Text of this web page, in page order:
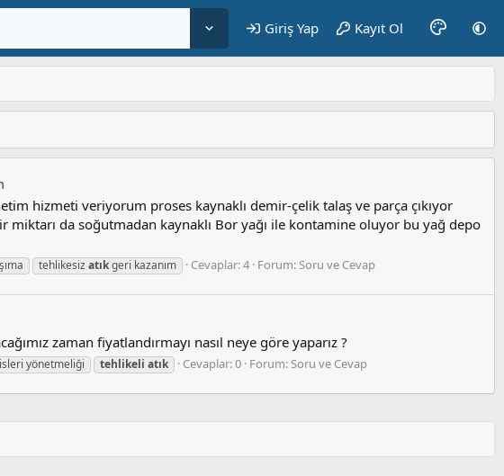
Giriş Yap Kayıt Ol
hizmeti veriyorum proses kaynaklı demir-çelik talaş ve parça çıkıyor
miktarı da soğutmadan kaynaklı Bor yağı ile kontamine oluyor bu yağ depo
tehlikesizatıkgeri kazanım Cevaplar: 4 Forum:Soru ve Cevap
zaman fiyatlandırmayı nasıl neye göre yaparız ?
yönetmeliği tehlikeli atık Cevaplar: 0 Forum:Soru ve Cevap